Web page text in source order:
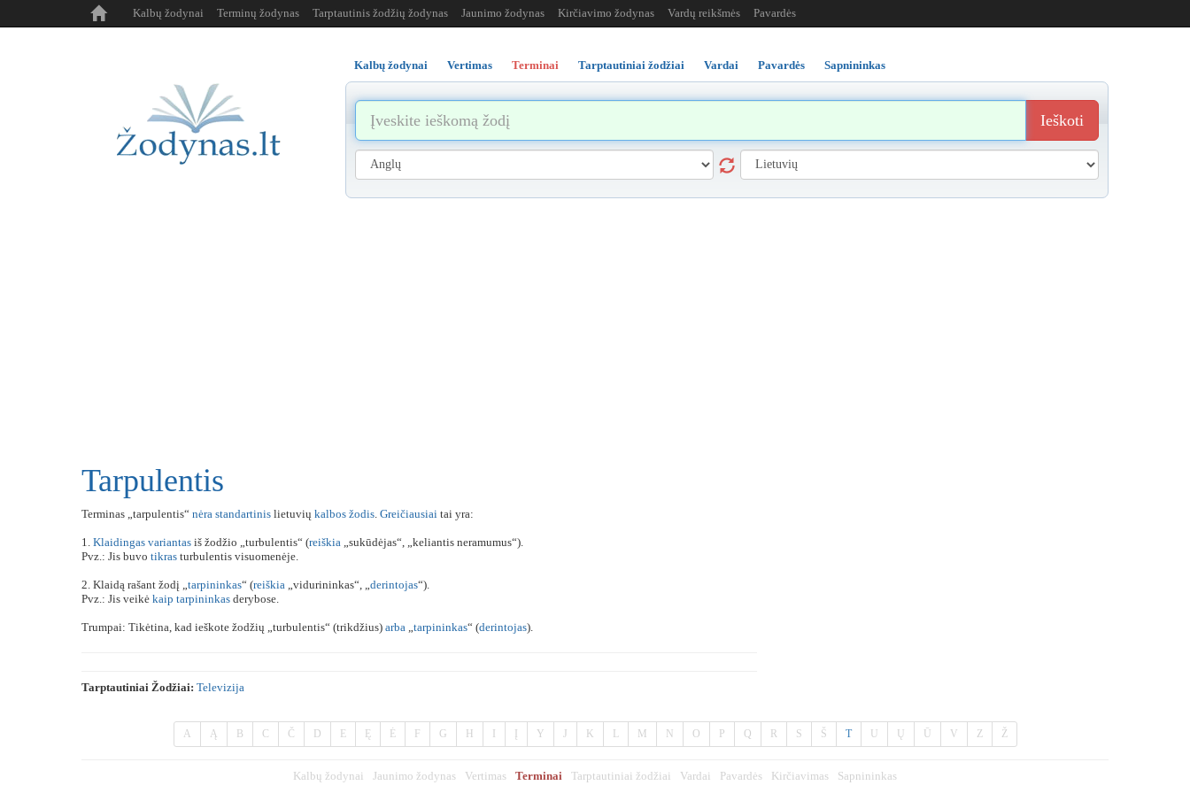
Kalbų žodynai Terminų žodynas Tarptautinis žodžių žodynas Jaunimo žodynas Kirčiavimo žodynas Vardų reikšmės Pavardės
Kalbų žodynai Vertimas Terminai Tarptautiniai žodžiai Vardai Pavardės Sapnininkas
Ieškoti
Tarpulentis
Terminas „tarpulentis“ nėra standartinis lietuvių kalbos žodis. Greičiausiai tai yra:
1. Klaidingas variantas iš žodžio „turbulentis“ (reiškia „sukūdėjas“, „keliantis neramumus“).
Pvz.: Jis buvo tikras turbulentis visuomenėje.
2. Klaidą rašant žodį „tarpininkas“ (reiškia „vidurininkas“, „derintojas“).
Pvz.: Jis veikė kaip tarpininkas derybose.
Trumpai: Tikėtina, kad ieškote žodžių „turbulentis“ (trikdžius) arba „tarpininkas“ (derintojas).
Tarptautiniai Žodžiai: Televizija
A Ą B C Č D E Ę Ė F G H Y J K L M N O P Q R S Š T U Ų Ū V Z Ž
Kalbų žodynai Jaunimo žodynas Vertimas Terminai Tarptautiniai žodžiai Vardai Pavardės Kirčiavimas
Sapnininkas